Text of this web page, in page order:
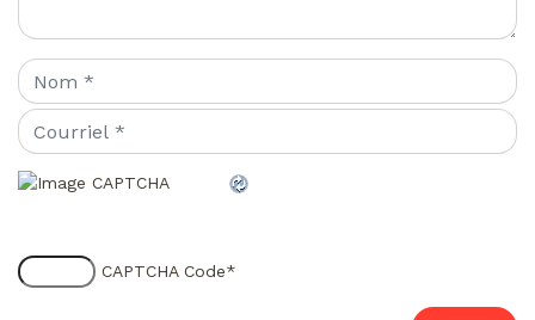
CAPTCHA Code*